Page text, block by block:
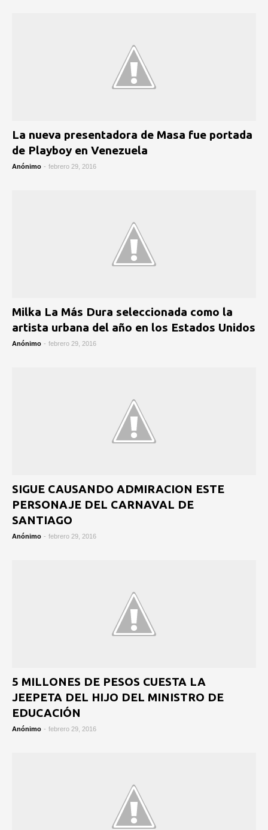
La nueva presentadora de Masa fue portada
de Playboy en Venezuela
Anónimo - febrero 29, 2016
Milka La Más Dura seleccionada como la
artista urbana del año en los Estados Unidos
Anónimo - febrero 29, 2016
SIGUE CAUSANDO ADMIRACION ESTE
PERSONAJE DEL CARNAVAL DE
SANTIAGO
Anónimo - febrero 29, 2016
5 MILLONES DE PESOS CUESTA LA
JEEPETA DEL HIJO DEL MINISTRO DE
EDUCACIÓN
Anónimo - febrero 29, 2016